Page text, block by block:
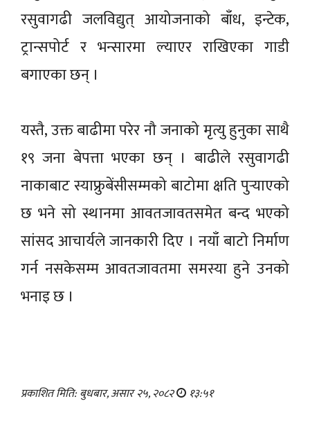
रसुवागढी जलविद्युत् आयोजनाको बाँध, इन्टेक,
ट्रान्सपोर्ट र भन्सारमा ल्याएर राखिएका गाडी
बगाएका छन् ।
यस्तै, उक्त बाढीमा परेर नौ जनाको मृत्यु हुनुका साथै
१९ जना बेपत्ता भएका छन् । बाढीले रसुवागढी
नाकाबाट स्याफ्रुबेंसीसम्मको बाटोमा क्षति पुर्‍याएको
छ भने सो स्थानमा आवतजावतसमेत बन्द भएको
सांसद आचार्यले जानकारी दिए । नयाँ बाटो निर्माण
गर्न नसकेसम्म आवतजावतमा समस्या हुने उनको
भनाइ छ ।
प्रकाशित मिति: बुधबार, असार २५, २०८२ १३:५१